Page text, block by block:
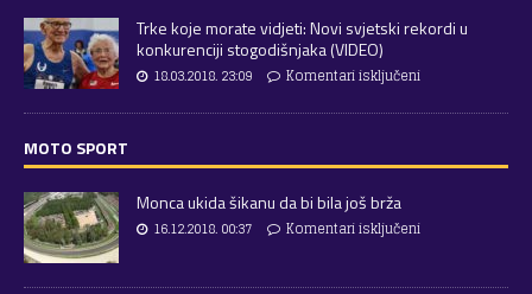
Trke koje morate vidjeti: Novi svjetski rekordi u
konkurenciji stogodišnjaka (VIDEO)
18.03.2018. 23:09 Komentari isključeni
MOTO SPORT
Monca ukida šikanu da bi bila još brža
16.12.2018. 00:37 Komentari isključeni